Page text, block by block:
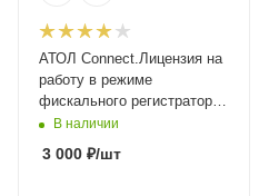
АТОЛ Connect.Лицензия на
работу в режиме
фискального регистратора
для АТОЛ 91ФLite/91Ф/92Ф
В наличии
3 000 ₽/шт